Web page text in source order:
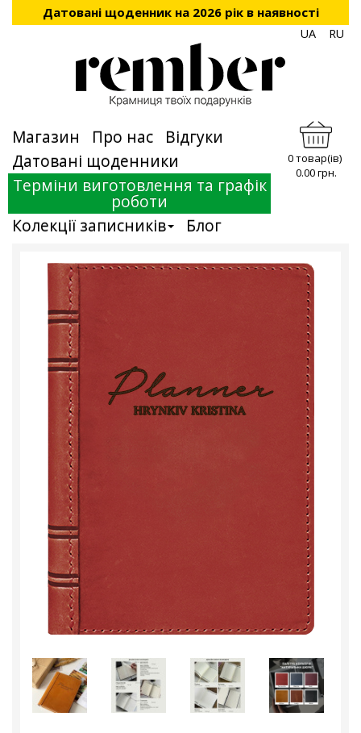
Датовані щоденник на 2026 рік в наявності
UA RU
Магазин Про нас
Відгуки
Датовані щоденники
Терміни виготовлення та графік
роботи
Колекції записників
Блог
0 товар(ів)
0.00 грн.